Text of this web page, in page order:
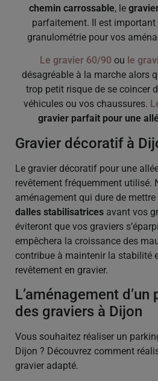
chemin carrossable, le
parfaitement. Il est
granulométrie pour vos
Le gravier 60/90 ou le
désagréable à la marche alors
trop petit risque de se coincer
véhicules ou vos chaussures.
gravier parfait pour une
Gravier décoratif à
Le gravier décoratif pour une
revêtement fréquemment utilisé.
aménagement qui dure de mettre
dalles stabilisatrices avant vos
éviteront que vos graviers
empêchera la croissance des
contribue à maintenir la stabilité
revêtement en gravier.
L’aménagement
des graviers à Dijon
Vous souhaitez réaliser un
Dijon ? Découvrez comment
gravier adapté.